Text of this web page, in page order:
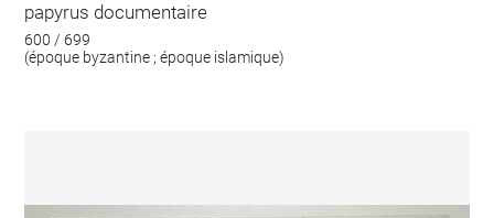
papyrus documentaire
600 / 699
(époque byzantine ; époque islamique)